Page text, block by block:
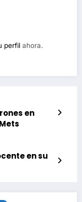
perfil ahora.
en
en su